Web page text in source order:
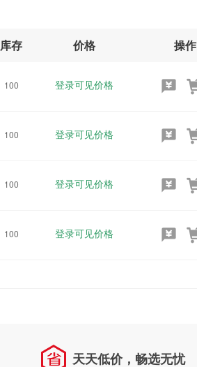
库存 价格 操作
100 登录可见价格
100 登录可见价格
100 登录可见价格
100 登录可见价格
天天低价，畅选无忧